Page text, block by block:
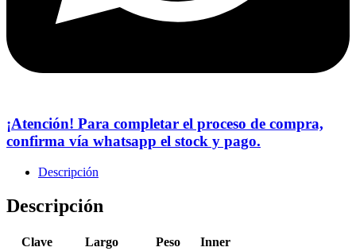
¡Atención! Para completar el proceso de compra,
confirma vía whatsapp el stock y pago.
Descripción
Descripción
Clave Largo Peso
Inner